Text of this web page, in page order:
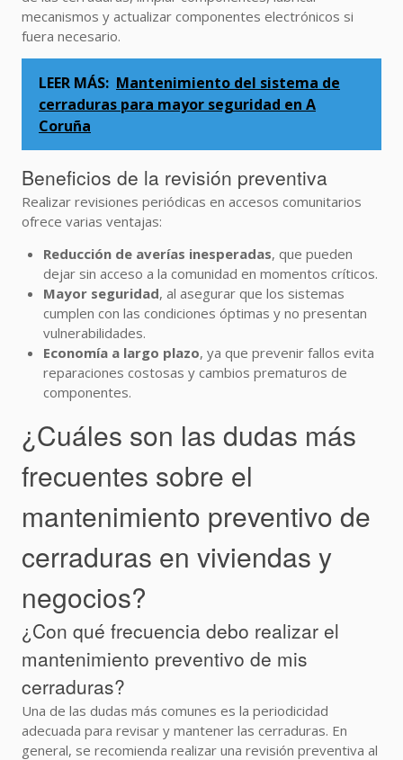
mecanismos y actualizar componentes electrónicos si
fuera necesario.
LEER MÁS: Mantenimiento del sistema de
cerraduras para mayor seguridad en A
Coruña
Beneficios de la revisión preventiva
Realizar revisiones periódicas en accesos comunitarios
ofrece varias ventajas:
Reducción de averías inesperadas, que pueden
dejar sin acceso a la comunidad en momentos críticos.
Mayor seguridad, al asegurar que los sistemas
cumplen con las condiciones óptimas y no presentan
vulnerabilidades.
Economía a largo plazo, ya que prevenir fallos evita
reparaciones costosas y cambios prematuros de
componentes.
¿Cuáles son las dudas más
frecuentes sobre el
mantenimiento preventivo de
cerraduras en viviendas y
negocios?
¿Con qué frecuencia debo realizar el
mantenimiento preventivo de mis
cerraduras?
Una de las dudas más comunes es la periodicidad
adecuada para revisar y mantener las cerraduras. En
general, se recomienda realizar una revisión preventiva al